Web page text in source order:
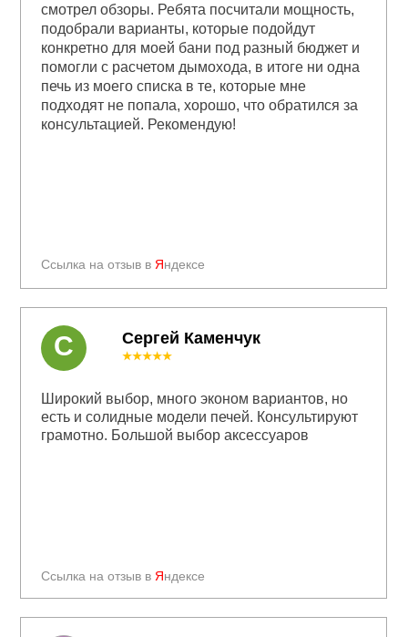
Ссылка на отзыв в Яндексе
смотрел обзоры. Ребята посчитали мощность,
подобрали варианты, которые подойдут
конкретно для моей бани под разный бюджет и
помогли с расчетом дымохода, в итоге ни одна
печь из моего списка в те, которые мне
подходят не попала, хорошо, что обратился за
консультацией. Рекомендую!
Сергей Каменчук
Ссылка на отзыв в Яндексе
★★★★★
Широкий выбор, много эконом вариантов, но
есть и солидные модели печей. Консультируют
грамотно. Большой выбор аксессуаров
С